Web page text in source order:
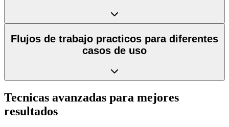
Flujos de trabajo practicos para diferentes
casos de uso
Tecnicas avanzadas para mejores
resultados